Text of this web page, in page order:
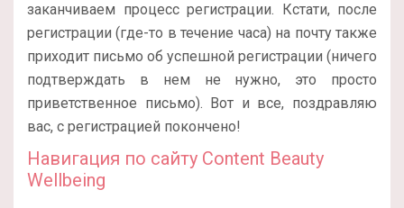
заканчиваем процесс регистрации. Кстати, после
регистрации (где-то в течение часа) на почту также
приходит письмо об успешной регистрации (ничего
подтверждать в нем не нужно, это просто
приветственное письмо). Вот и все, поздравляю
вас, с регистрацией покончено!
Навигация по сайту Content Beauty
Wellbeing